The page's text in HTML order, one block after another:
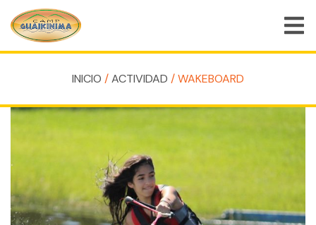
PROGRAMAS ESPECIALES
ACTIVIDADES
PREGUNTAS FRECUENTES
INICIO /ACTIVIDAD / WAKEBOARD